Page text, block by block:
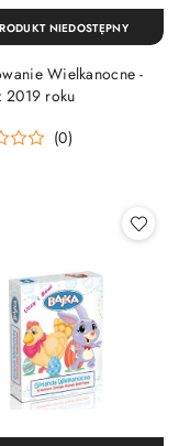
Wielkanocne -
2019 roku
(0)
NIEDOSTĘPNY